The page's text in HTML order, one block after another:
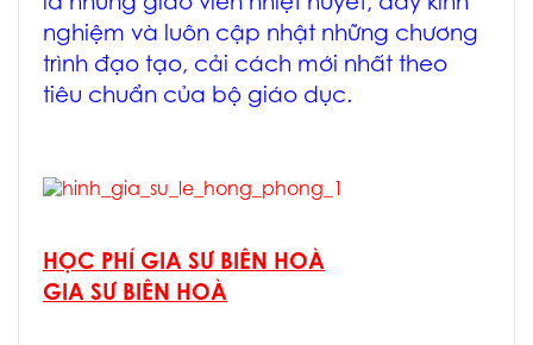
nghiệm và luôn cập nhật những chương
trình đạo tạo, cải cách mới nhất theo
tiêu chuẩn của bộ giáo dục.
HỌC PHÍ GIA SƯ BIÊN HOÀ
GIA SƯ BIÊN HOÀ